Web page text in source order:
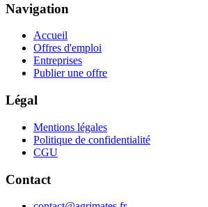
Navigation
Accueil
Offres d'emploi
Entreprises
Publier une offre
Légal
Mentions légales
Politique de confidentialité
CGU
Contact